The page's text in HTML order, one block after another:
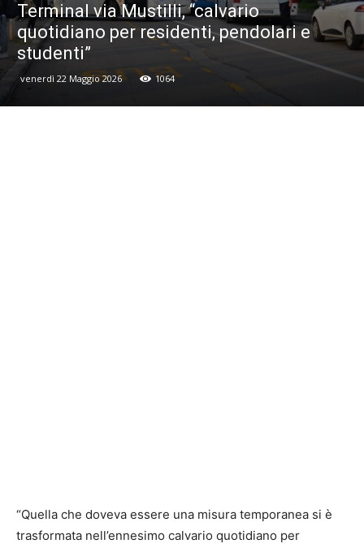
Terminal via Mustilli, “calvario
quotidiano per residenti, pendolari e
studenti”
venerdì 22 Maggio 2026 1064
“Quella che doveva essere una misura temporanea si è
trasformata nell’ennesimo calvario quotidiano per